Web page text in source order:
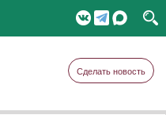
Сделать новость